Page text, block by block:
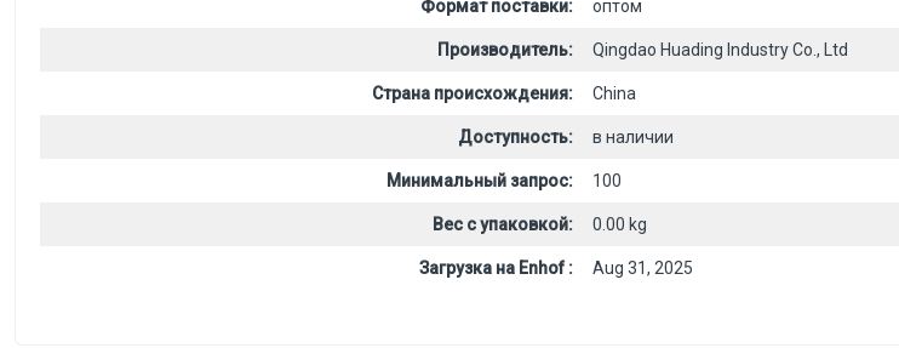
Формат поставки: оптом
Производитель: Qingdao Huading Industry Co., Ltd
Страна происхождения: China
Доступность: в наличии
Минимальный запрос: 100
Вес с упаковкой: 0.00 kg
Загрузка на Enhof : Aug 31, 2025